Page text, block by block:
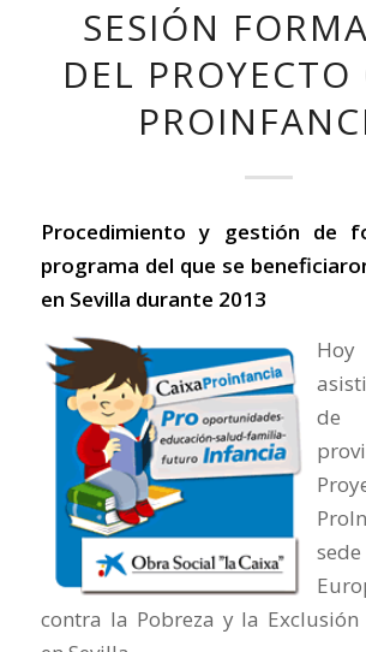
SESIÓN
DEL PROYECTO
Procedimiento y gestión de
programa del que se
en Sevilla durante 2013
de
contra la Pobreza y la Exclusión